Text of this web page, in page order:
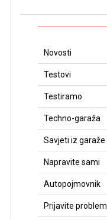
Novosti
Testovi
Testiramo
Techno-garaža
Savjeti iz garaže
Napravite sami
Autopojmovnik
Prijavite problem